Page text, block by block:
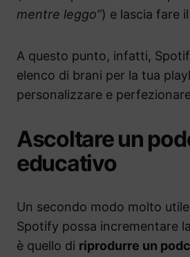
mentre leggo”) e lascia fare
A questo punto, infatti,
elenco di brani per la tua
personalizzare e
Ascoltare un
educativo
Un secondo modo molto
Spotify possa incrementare
è quello di riprodurre un